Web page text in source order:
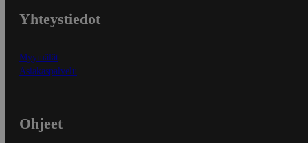
Yhteystiedot
Myymälät
Asiakaspalvelu
Ohjeet